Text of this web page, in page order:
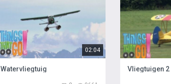
02:04
Watervliegtuig Vliegtuigen 2